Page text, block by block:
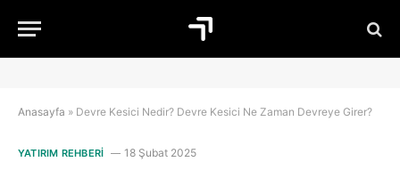
Anasayfa » Devre Kesici Nedir? Devre Kesici Ne Zaman Devreye Girer?
YATIRIM REHBERI 18 Şubat 2025